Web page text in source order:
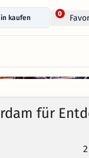
kaufen
0
für